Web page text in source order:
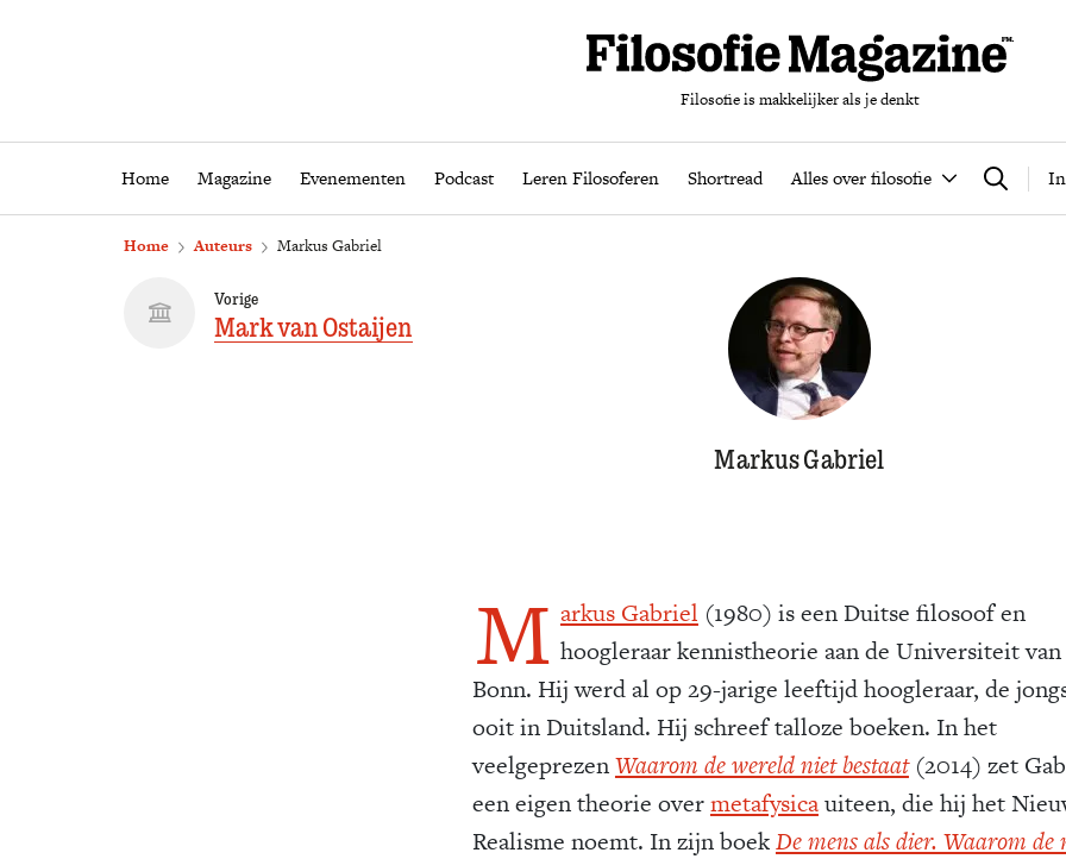
Filosofie is makkelijker als je denkt
Home Magazine Evenementen Podcast Leren Filosoferen Shortread Alles over filosofie Zoeken
Home Magazine Evenementen Podcast Leren Filosoferen Shortread Alles over
Home Auteurs Markus Gabriel
Vorige
Mark van Ostaijen
Markus Gabriel
M arkus Gabriel (1980) is een Duitse filosoof en
hoogleraar kennistheorie aan de Universiteit van
Bonn. Hij werd al op 29-jarige leeftijd hoogleraar, de
ooit in Duitsland. Hij schreef talloze boeken. In het
veelgeprezenWaarom de wereld niet bestaat(2014) zet
een eigen theorie overmetafysicauiteen, die hij het
Realisme noemt. In zijn boekDe mens als dier. Waarom de